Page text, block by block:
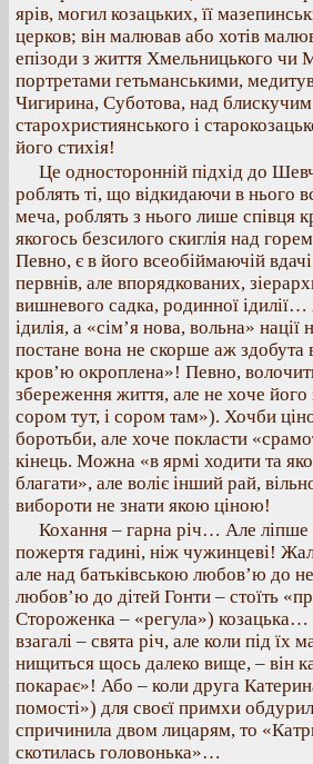
ярів, могил козацьких, її
церков; він малював або хотів
епізоди з життя Хмельницького чи
портретами гетьманськими,
Чигирина, Суботова, над
старохристиянського і
його стихія!
Це односторонній підхід до
роблять ті, що відкидаючи в нього
меча, роблять з нього лише співця
якогось безсилого скиглія над
Певно, є в його всеобіймаючій
первнів, але впорядкованих,
вишневого садка, родинної
ідилія, а «сім’я нова, вольна»
постане вона не скорше аж
кров’ю окроплена»! Певно,
збереження життя, але не хоче його
сором тут, і сором там»). Хочби
боротьби, але хоче покласти
кінець. Можна «в ярмі ходити та
благати», але воліє інший рай,
вибороти не знати якою ціною!
Кохання – гарна річ… Але ліпше
пожертя гадині, ніж чужинцеві!
але над батьківською любов’ю до
любов’ю до дітей Гонти – стоїть
Стороженка – «регула») козацька…
взагалі – свята річ, але коли під їх
нищиться щось далеко вище, – він
покарає»! Або – коли друга
помості») для своєї примхи
спричинила двом лицарям, то
скотилась головонька»…